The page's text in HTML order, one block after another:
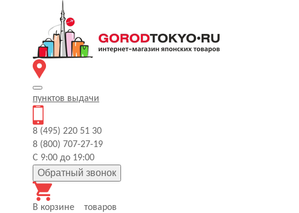
пунктов выдачи
8 (495) 220 51 30
8 (800) 707-27-19
С 9:00 до 19:00
Обратный звонок
В корзине
товаров